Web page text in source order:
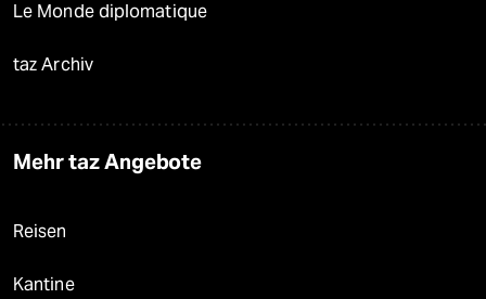
Le Monde diplomatique
taz Archiv
Mehr taz Angebote
Reisen
Kantine